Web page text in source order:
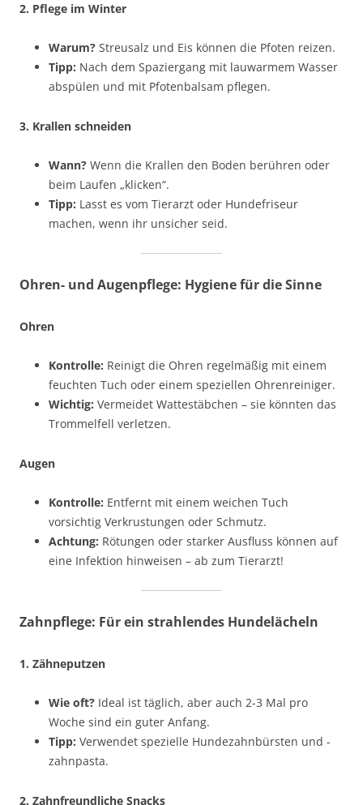
2. Pflege im Winter
Warum? Streusalz und Eis können die Pfoten reizen.
Tipp: Nach dem Spaziergang mit lauwarmem Wasser
abspülen und mit Pfotenbalsam pflegen.
3. Krallen schneiden
Wann? Wenn die Krallen den Boden berühren oder
beim Laufen „klicken“.
Tipp: Lasst es vom Tierarzt oder Hundefriseur
machen, wenn ihr unsicher seid.
Ohren- und Augenpflege: Hygiene für die Sinne
Ohren
Kontrolle: Reinigt die Ohren regelmäßig mit einem
feuchten Tuch oder einem speziellen Ohrenreiniger.
Wichtig: Vermeidet Wattestäbchen – sie könnten das
Trommelfell verletzen.
Augen
Kontrolle: Entfernt mit einem weichen Tuch
vorsichtig Verkrustungen oder Schmutz.
Achtung: Rötungen oder starker Ausfluss können auf
eine Infektion hinweisen – ab zum Tierarzt!
Zahnpflege: Für ein strahlendes Hundelächeln
1. Zähneputzen
Wie oft? Ideal ist täglich, aber auch 2-3 Mal pro
Woche sind ein guter Anfang.
Tipp: Verwendet spezielle Hundezahnbürsten und -
zahnpasta.
2. Zahnfreundliche Snacks